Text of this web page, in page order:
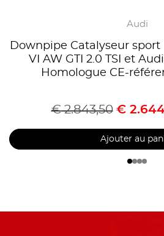
Audi
Downpipe Catalyseur sport
VI AW GTI 2.0 TSI et
Homologue CE-
€2.843,50 €
Ajouter au